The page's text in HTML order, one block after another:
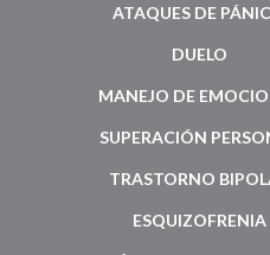
ATAQUES DE
DUELO
MANEJO DE
SUPERACIÓN
TRASTORNO
ESQUIZOFRENIA